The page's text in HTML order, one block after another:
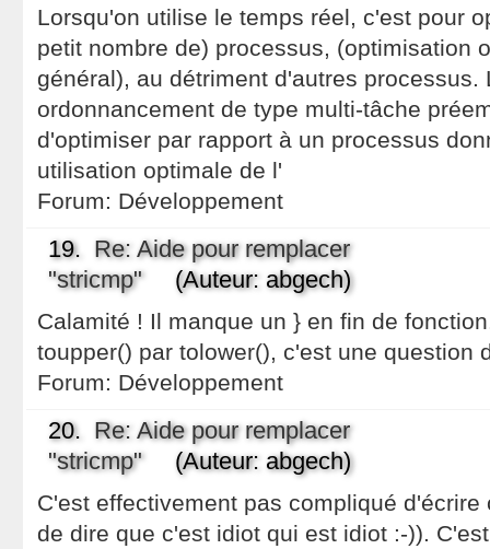
Lorsqu'on utilise le temps réel, c'est pour
petit nombre de) processus, (optimisation
général), au détriment d'autres processus.
ordonnancement de type multi-tâche
d'optimiser par rapport à un processus
utilisation optimale de l'
Forum: Développement
19. Re: Aide pour remplacer
"stricmp"(Auteur: abgech)
Calamité ! Il manque un } en fin de
toupper() par tolower(), c'est une question
Forum: Développement
20. Re: Aide pour remplacer
"stricmp"(Auteur: abgech)
C'est effectivement pas compliqué
de dire que c'est idiot qui est idiot :-)).